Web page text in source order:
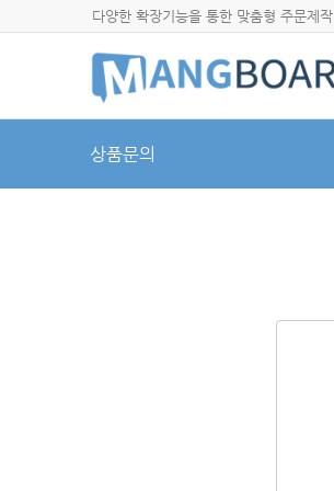
다양한 확장기능을 통한 맞춤형 주문제작
상품문의